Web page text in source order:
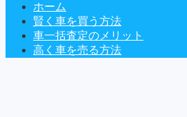
ホーム
賢く車を買う方法
車一括査定のメリット
高く車を売る方法